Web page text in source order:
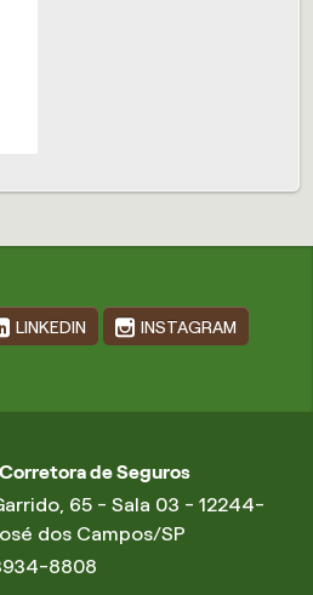
LINKEDIN INSTAGRAM
de Seguros
65 - Sala 03 - 12244-
dos Campos/SP
8808